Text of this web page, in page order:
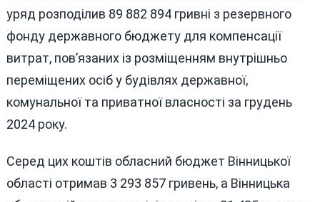
уряд розподілив 89 882 894 гривні з резервного
фонду державного бюджету для компенсації
витрат, пов’язаних із розміщенням внутрішньо
переміщених осіб у будівлях державної,
комунальної та приватної власності за грудень
2024 року.
Серед цих коштів обласний бюджет Вінницької
області отримав 3 293 857 гривень, а Вінницька